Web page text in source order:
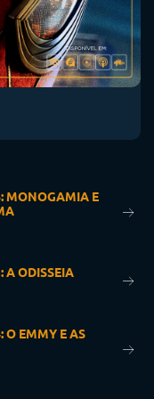
MONOGAMIA E
A ODISSEIA
O EMMY E AS